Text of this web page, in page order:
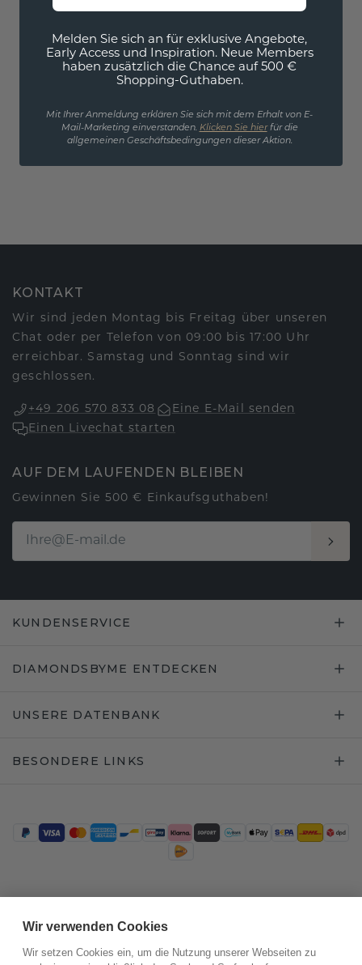
KONTAKT
Wir sind jeden Montag bis Freitag über unseren
Chat oder per Telefon von 09:00 bis 17:00 Uhr
erreichbar. Samstag und Sonntag sind wir
geschlossen.
+49 206 570 833 08
Eine E-Mail senden
Einen Livechat starten
AUF DEM LAUFENDEN BLEIBEN
Gewinnen Sie 500 € Einkaufsguthaben!
KUNDENSERVICE
DIAMONDSBYME ENTDECKEN
UNSERE DATENBANK
BESONDERE LINKS
Wir verwenden Cookies
Wir setzen Cookies ein, um die Nutzung unserer Webseiten zu
Melden Sie sich an für exklusive Angebote,
Early Access und Inspiration. Neue Members
haben zusätzlich die Chance auf 500 €
Shopping-Guthaben.
Mit Ihrer Anmeldung erklären Sie sich mit dem Erhalt von E-
Mail-Marketing einverstanden. Klicken Sie hierfür die
allgemeinen Geschäftsbedingungen dieser Aktion.